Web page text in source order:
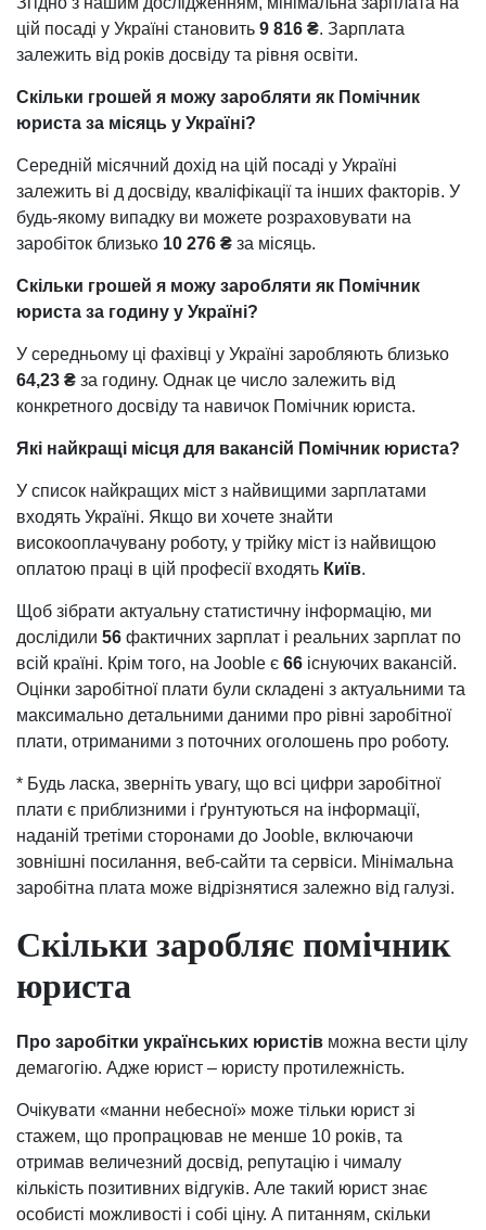
цій посаді у Україні становить 9 816 ₴. Зарплата
залежить від років досвіду та рівня освіти.
Скільки грошей я можу заробляти як Помічник
юриста за місяць у Україні?
Середній місячний дохід на цій посаді у Україні
залежить ві д досвіду, кваліфікації та інших факторів. У
будь-якому випадку ви можете розраховувати на
заробіток близько 10 276 ₴ за місяць.
Скільки грошей я можу заробляти як Помічник
юриста за годину у Україні?
У середньому ці фахівці у Україні заробляють близько
64,23 ₴ за годину. Однак це число залежить від
конкретного досвіду та навичок Помічник юриста.
Які найкращі місця для вакансій Помічник юриста?
У список найкращих міст з найвищими зарплатами
входять Україні. Якщо ви хочете знайти
високооплачувану роботу, у трійку міст із найвищою
оплатою праці в цій професії входять Київ.
Щоб зібрати актуальну статистичну інформацію, ми
дослідили 56 фактичних зарплат і реальних зарплат по
всій країні. Крім того, на Jooble є 66 існуючих вакансій.
Оцінки заробітної плати були складені з актуальними та
максимально детальними даними про рівні заробітної
плати, отриманими з поточних оголошень про роботу.
* Будь ласка, зверніть увагу, що всі цифри заробітної
плати є приблизними і ґрунтуються на інформації,
наданій третіми сторонами до Jooble, включаючи
зовнішні посилання, веб-сайти та сервіси. Мінімальна
заробітна плата може відрізнятися залежно від галузі.
Скільки заробляє помічник
юриста
Про заробітки українських юристів можна вести цілу
демагогію. Адже юрист – юристу протилежність.
Очікувати «манни небесної» може тільки юрист зі
стажем, що пропрацював не менше 10 років, та
отримав величезний досвід, репутацію і чималу
кількість позитивних відгуків. Але такий юрист знає
особисті можливості і собі ціну. А питанням, скільки